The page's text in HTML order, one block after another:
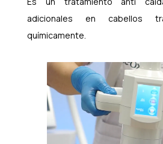
adicionales en cabellos
químicamente.